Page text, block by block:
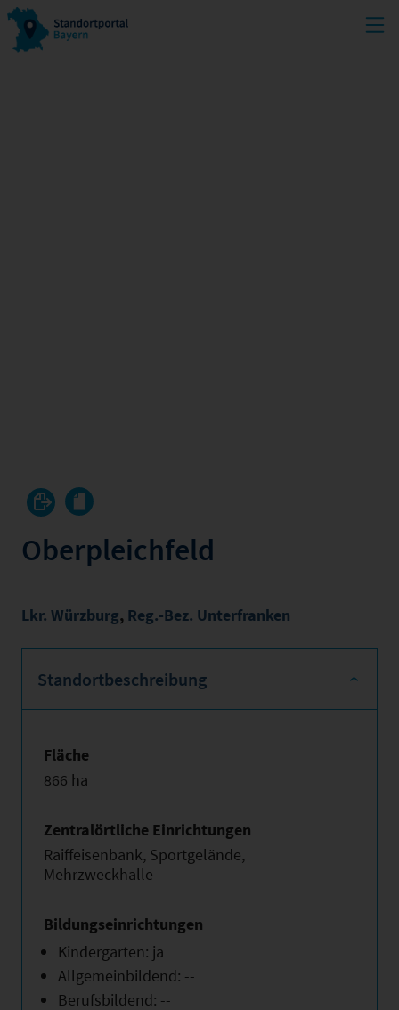
Oberpleichfeld
Lkr. Würzburg, Reg.-Bez. Unterfranken
Standortbeschreibung
Fläche
866 ha
Zentralörtliche Einrichtungen
Raiffeisenbank, Sportgelände,
Mehrzweckhalle
Bildungseinrichtungen
Kindergarten: ja
Allgemeinbildend: --
Berufsbildend: --